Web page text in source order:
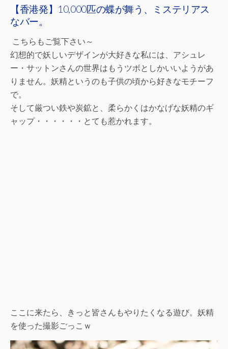
【香港発】10,000匹の蝶が舞う、ミステリアス
なバー。
こちらもご覧下さい～
幻想的で妖しいデザインが大好きな私には、アシュレ
ー・サットンさんの世界はもうツボとしかいいようがあ
りません。妖精というのも子供の頃から好きなモチーフ
で。
そして厳つい鉄や炭鉱と、柔らかくはかなげな妖精のギ
ャップ・・・・・・とても惹かれます。
ここに来たら、きっと皆さんもやりたくなる遊び。妖精
を使った撮影ごっこｗ